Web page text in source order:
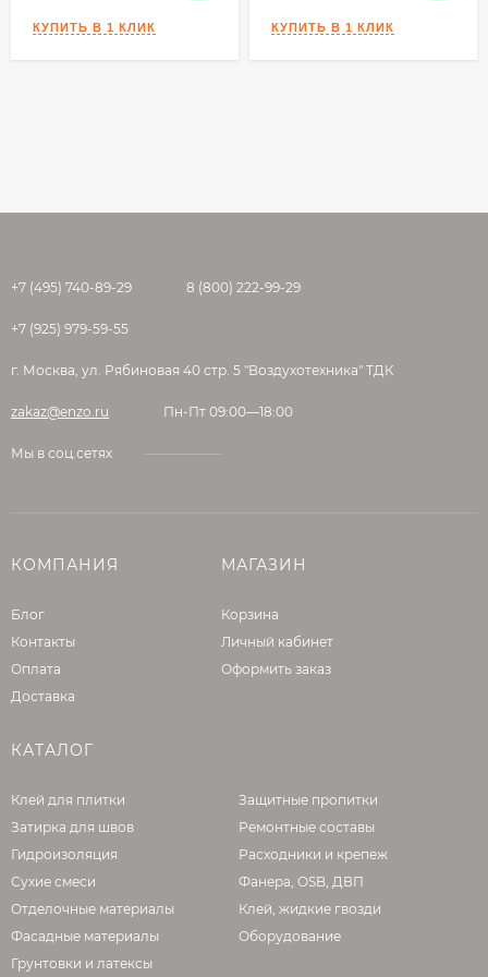
+7 (495) 740-89-29 8 (800) 222-99-29
+7 (925) 979-59-55
г. Москва, ул. Рябиновая 40 стр. 5 "Воздухотехника" ТДК
zakaz@enzo.ru Пн-Пт 09:00—18:00
Мы в соц.сетях
КОМПАНИЯ
Блог
Контакты
Оплата
Доставка
МАГАЗИН
Корзина
Личный кабинет
Оформить заказ
КАТАЛОГ
Клей для плитки
Затирка для швов
Гидроизоляция
Сухие смеси
Отделочные материалы
Фасадные материалы
Грунтовки и латексы
Защитные пропитки
Ремонтные составы
Расходники и крепеж
Фанера, OSB, ДВП
Клей, жидкие гвозди
Оборудование